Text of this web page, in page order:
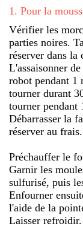
1 . Pour la
Vérifier les
parties noires.
réserver dans la
L'assaisonner
robot pendant 1
tourner durant
tourner pendant
Débarrasser la
réserver au frais.
Préchauffer le
Garnir les
sulfurisé, puis
Enfourner
l'aide de la
Laisser refroidir.